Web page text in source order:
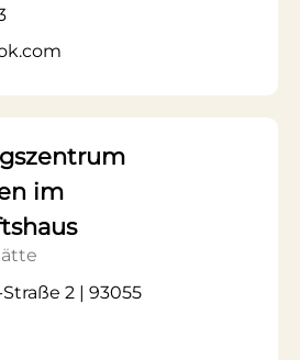
im
2 | 93055